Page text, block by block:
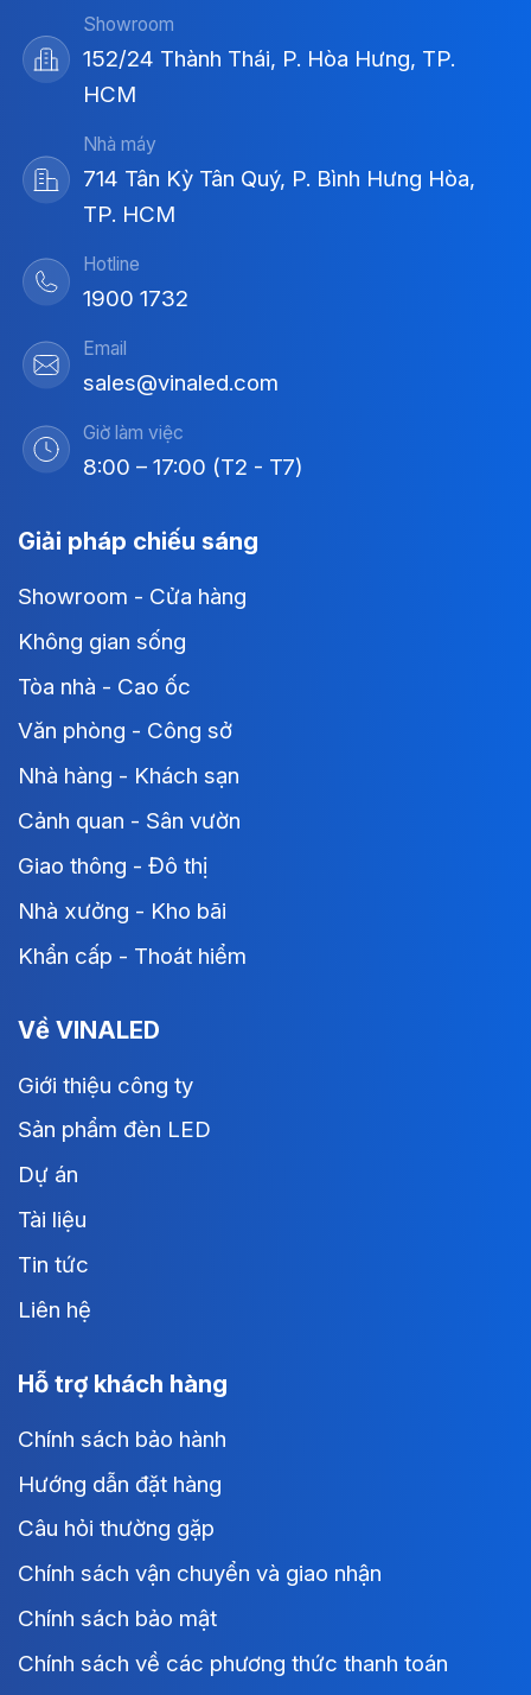
Showroom
152/24 Thành Thái, P. Hòa Hưng, TP.
HCM
Nhà máy
714 Tân Kỳ Tân Quý, P. Bình Hưng Hòa,
TP. HCM
Hotline
1900 1732
Email
sales@vinaled.com
Giờ làm việc
8:00 – 17:00 (T2 - T7)
Giải pháp chiếu sáng
Showroom - Cửa hàng
Không gian sống
Tòa nhà - Cao ốc
Văn phòng - Công sở
Nhà hàng - Khách sạn
Cảnh quan - Sân vườn
Giao thông - Đô thị
Nhà xưởng - Kho bãi
Khẩn cấp - Thoát hiểm
Về VINALED
Giới thiệu công ty
Sản phẩm đèn LED
Dự án
Tài liệu
Tin tức
Liên hệ
Hỗ trợ khách hàng
Chính sách bảo hành
Hướng dẫn đặt hàng
Câu hỏi thường gặp
Chính sách vận chuyển và giao nhận
Chính sách bảo mật
Chính sách về các phương thức thanh toán